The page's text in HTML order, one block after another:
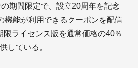
期間限定で、設立20周年を記念
機能が利用できるクーポンを配信
限ライセンス版を通常価格の40％
している。